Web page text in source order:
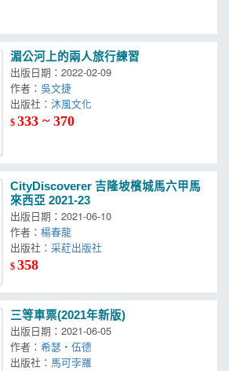
湄公河上的兩人旅行練習
出版日期：2022-02-09
作者：吳文捷
出版社：
$333 ~ 370
CityDiscoverer 吉隆坡檳城馬六甲馬
來西亞 2021-23
出版日期：2021-06-10
作者：楊春龍
出版社：
$358
三等車票(2021年新版)
出版日期：2021-06-05
作者：希瑟‧伍德
出版社：